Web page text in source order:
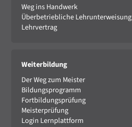
Weg ins Handwerk
Überbetriebliche Lehrunterweisung
Lehrvertrag
Weiterbildung
Der Weg zum Meister
Bildungsprogramm
Fortbildungsprüfung
Meisterprüfung
Login Lernplattform